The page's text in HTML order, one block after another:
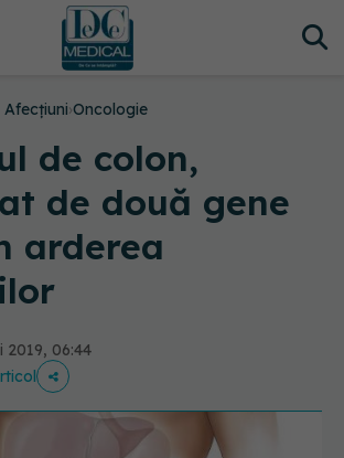
Afecțiuni›Oncologie
de colon,
de două gene
arderea
2019, 06:44